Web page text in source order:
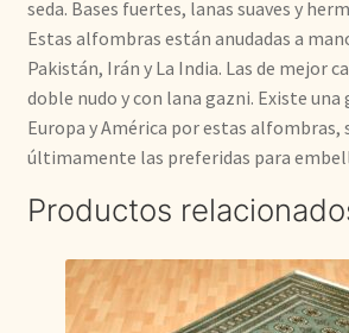
seda. Bases fuertes, lanas suaves y
Estas alfombras están anudadas a
Pakistán, Irán y La India. Las de mejor
doble nudo y con lana gazni. Existe una
Europa y América por estas alfombras,
últimamente las preferidas para
Productos